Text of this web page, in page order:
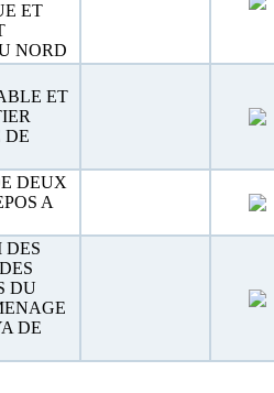
ET
NORD
ET
DEUX
A
DES
DU
DE